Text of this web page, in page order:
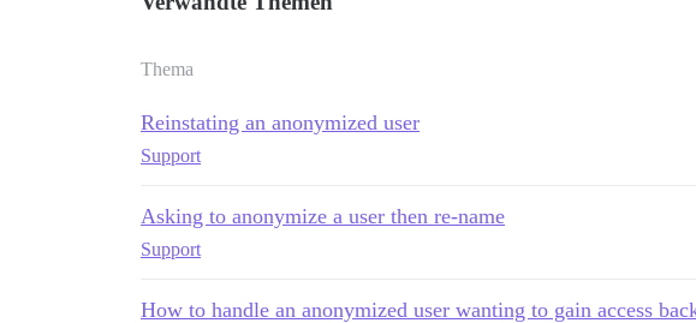
Thema
Reinstating an anonymized user
Support
Asking to anonymize a user then re-name
Support
How to handle an anonymized user wanting to gain access